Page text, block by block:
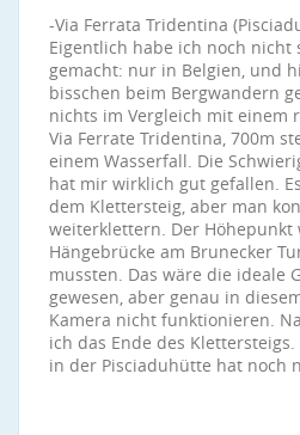
-Via Ferrata Tridentina
Eigentlich habe ich noch nicht
gemacht: nur in Belgien, und
bisschen beim Bergwandern
nichts im Vergleich mit einem
Via Ferrate Tridentina, 700m
einem Wasserfall. Die
hat mir wirklich gut gefallen.
dem Klettersteig, aber man
weiterklettern. Der
Hängebrücke am Brunecker
mussten. Das wäre die ideale
gewesen, aber genau in
Kamera nicht funktionieren.
ich das Ende des
in der Pisciaduhütte hat noch